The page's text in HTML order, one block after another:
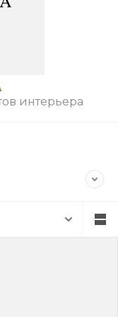
интерьера